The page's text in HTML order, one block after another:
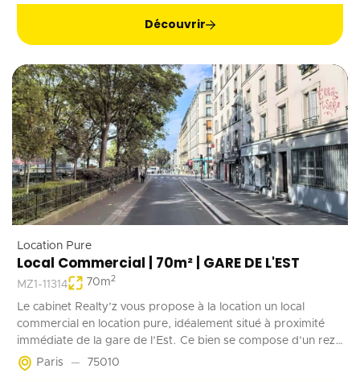
Découvrir
Location Pure
Local Commercial | 70m² | GARE DE L'EST
MZ1-11314 70m2
Le cabinet Realty’z vous propose à la location un local
commercial en location pure, idéalement situé à proximité
immédiate de la gare de l’Est. Ce bien se compose d’un rez-
de-chaussée de 70 m² accessible à la fois depuis la rue et les
parties communes de l’immeuble. Deux emplacements de
Paris 75010